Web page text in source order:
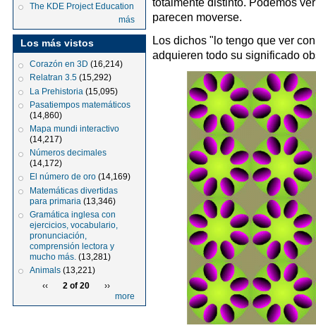
The KDE Project Education
más
Los más vistos
Corazón en 3D (16,214)
Relatran 3.5 (15,292)
La Prehistoria (15,095)
Pasatiempos matemáticos
(14,860)
Mapa mundi interactivo
(14,217)
Números decimales
(14,172)
El número de oro (14,169)
Matemáticas divertidas
para primaria (13,346)
Gramática inglesa con
ejercicios, vocabulario,
pronunciación,
comprensión lectora y
mucho más. (13,281)
Animals (13,221)
‹‹
2 of 20
››
more
parecen moverse.
Los dichos "lo tengo que ver
adquieren todo su significado